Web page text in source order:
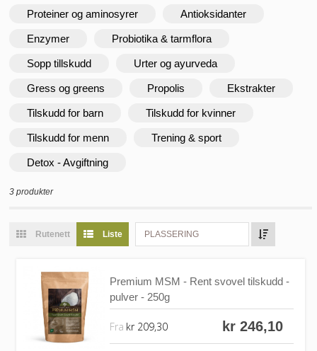
Proteiner og aminosyrer Antioksidanter
Enzymer Probiotika & tarmflora
Sopp tillskudd Urter og ayurveda
Gress og greens Propolis Ekstrakter
Tilskudd for barn Tilskudd for kvinner
Tilskudd for menn Trening & sport
Detox - Avgiftning
3 produkter
Rutenett Liste PLASSERING
Premium MSM - Rent svovel tilskudd -
pulver - 250g
kr 246,10
Fra kr 209,30